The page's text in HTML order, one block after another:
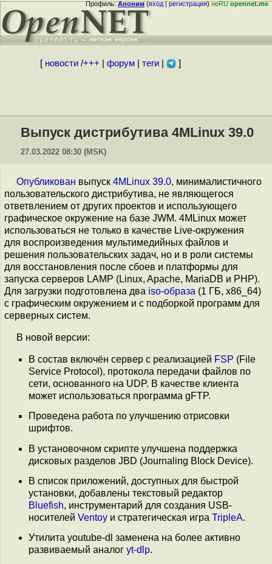
Профиль:Аноним(вход|регистрация)неRUopennet.me
[ новости/+++ форум| теги| ]
Выпуск дистрибутива 4MLinux 39.0
27.03.2022 08:30 (MSK)
Опубликован выпуск 4MLinux 39.0, минималистичного
пользовательского дистрибутива, не являющегося
ответвлением от других проектов и использующего
графическое окружение на базе JWM. 4MLinux может
использоваться не только в качестве Live-окружения
для воспроизведения мультимедийных файлов и
решения пользовательских задач, но и в роли системы
для восстановления после сбоев и платформы для
запуска серверов LAMP (Linux, Apache, MariaDB и PHP).
Для загрузки подготовлена два iso-образа (1 ГБ, x86_64)
с графическим окружением и с подборкой программ для
серверных систем.
В новой версии:
В состав включён сервер с реализацией FSP (File
Service Protocol), протокола передачи файлов по
сети, основанного на UDP. В качестве клиента
может использоваться программа gFTP.
Проведена работа по улучшению отрисовки
шрифтов.
В установочном скрипте улучшена поддержка
дисковых разделов JBD (Journaling Block Device).
В список приложений, доступных для быстрой
установки, добавлены текстовый редактор
Bluefish, инструментарий для создания USB-
носителей Ventoy и стратегическая игра TripleA.
Утилита youtube-dl заменена на более активно
развиваемый аналог yt-dlp.